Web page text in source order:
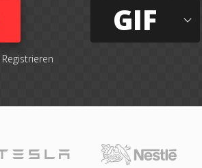
Registrieren
GIF